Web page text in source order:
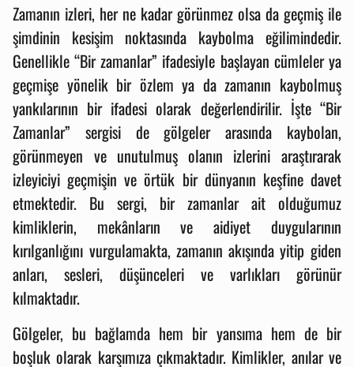
Zamanın izleri, her ne kadar görünmez olsa da geçmiş ile
şimdinin kesişim noktasında kaybolma eğilimindedir.
Genellikle “Bir zamanlar” ifadesiyle başlayan cümleler ya
geçmişe yönelik bir özlem ya da zamanın kaybolmuş
yankılarının bir ifadesi olarak değerlendirilir. İşte “Bir
Zamanlar” sergisi de gölgeler arasında kaybolan,
görünmeyen ve unutulmuş olanın izlerini araştırarak
izleyiciyi geçmişin ve örtük bir dünyanın keşfine davet
etmektedir. Bu sergi, bir zamanlar ait olduğumuz
kimliklerin, mekânların ve aidiyet duygularının
kırılganlığını vurgulamakta, zamanın akışında yitip giden
anları, sesleri, düşünceleri ve varlıkları görünür
kılmaktadır.
Gölgeler, bu bağlamda hem bir yansıma hem de bir
boşluk olarak karşımıza çıkmaktadır. Kimlikler, anılar ve